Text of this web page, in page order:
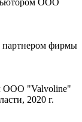
фирмы
ООО "Valvoline"
2020 г.